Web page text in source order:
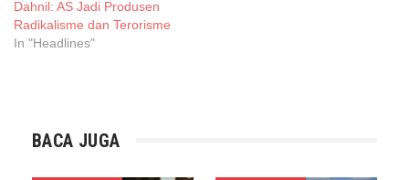
Dahnil: AS Jadi Produsen
Radikalisme dan Terorisme
In "Headlines"
BACA JUGA